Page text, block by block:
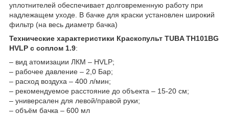
уплотнителей обеспечивает долговременную работу при
надлежащем уходе. В бачке для краски установлен широкий
фильтр (на весь диаметр бачка)
Технические характеристики Краскопульт TUBA TH101BG
HVLP с соплом 1.9:
– вид атомизации ЛКМ – HVLP;
– рабочее давление – 2,0 Бар;
– расход воздуха – 400 л/мин;
– рекомендуемое расстояние до объекта – 15-20 см;
– универсален для левой/правой руки;
– объём бачка – 600 мл